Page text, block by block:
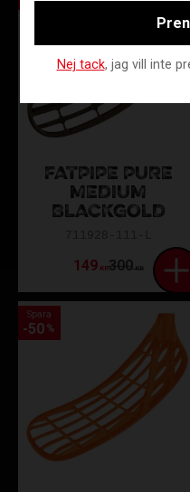
FATPIPE PURE
MEDIUM
BLACKGOLD
149KR300KR
Spara
50 %
Nej tack, jag vill inte